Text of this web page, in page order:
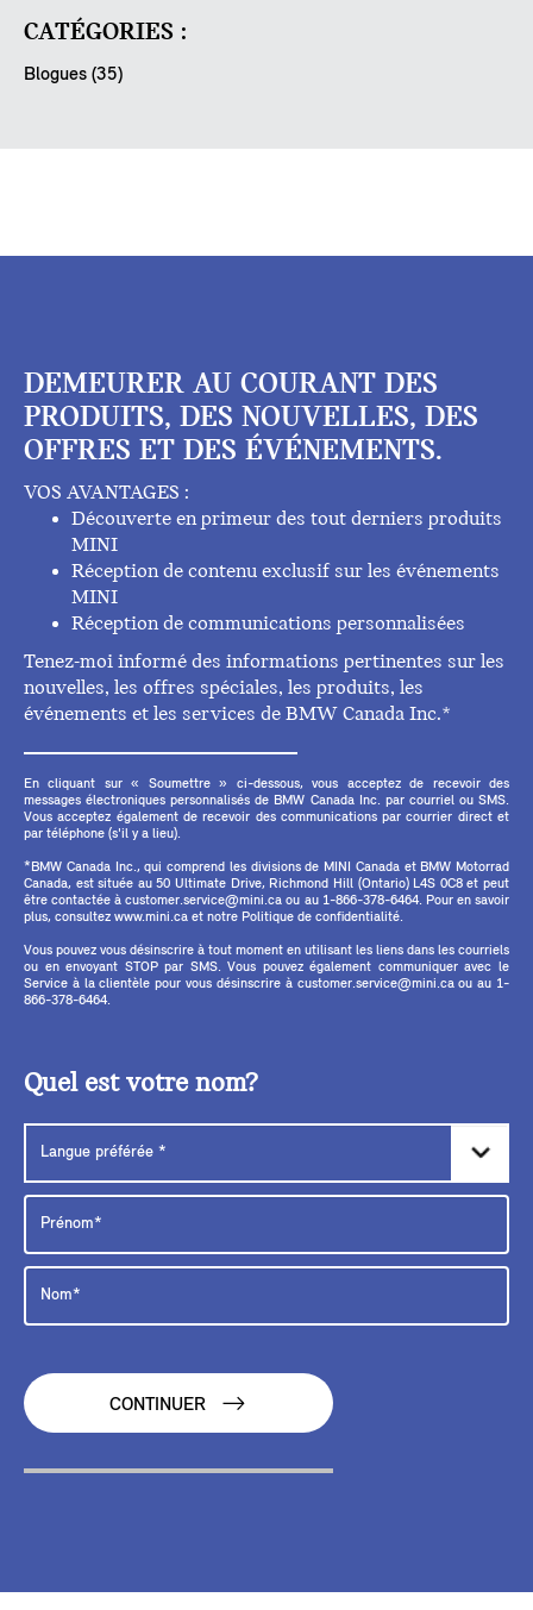
CATÉGORIES :
Blogues (35)
DEMEURER AU COURANT DES
PRODUITS, DES NOUVELLES, DES
OFFRES ET DES ÉVÉNEMENTS.
VOS AVANTAGES :
Découverte en primeur des tout derniers produits
MINI
Réception de contenu exclusif sur les événements
MINI
Réception de communications personnalisées
Tenez-moi informé des informations pertinentes sur les
nouvelles, les offres spéciales, les produits, les
événements et les services de BMW Canada Inc.*
En cliquant sur « Soumettre » ci-dessous, vous acceptez de recevoir des
messages électroniques personnalisés de BMW Canada Inc. par courriel ou SMS.
Vous acceptez également de recevoir des communications par courrier direct et
par téléphone (s'il y a lieu).
*BMW Canada Inc., qui comprend les divisions de MINI Canada et BMW Motorrad
Canada, est située au 50 Ultimate Drive, Richmond Hill (Ontario) L4S 0C8 et peut
être contactée à customer.service@mini.ca ou au 1-866-378-6464. Pour en savoir
plus, consultez www.mini.ca et notre Politique de confidentialité.
Vous pouvez vous désinscrire à tout moment en utilisant les liens dans les courriels
ou en envoyant STOP par SMS. Vous pouvez également communiquer avec le
Service à la clientèle pour vous désinscrire à customer.service@mini.ca ou au 1-
866-378-6464.
Quel est votre nom?
CONTINUER